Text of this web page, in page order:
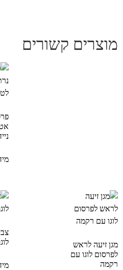
מוצרים קשורים
מגן זיעה לראש
לפרסום לוגו עם
רקמה
לוגו